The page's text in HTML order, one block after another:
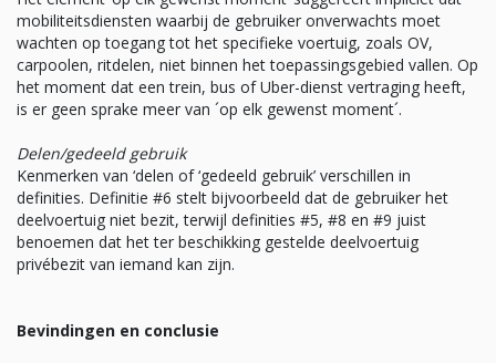
mobiliteitsdiensten waarbij de gebruiker onverwachts moet
wachten op toegang tot het specifieke voertuig, zoals OV,
carpoolen, ritdelen, niet binnen het toepassingsgebied vallen. Op
het moment dat een trein, bus of Uber-dienst vertraging heeft,
is er geen sprake meer van ´op elk gewenst moment´.
Delen/gedeeld gebruik
Kenmerken van ‘delen of ‘gedeeld gebruik’ verschillen in
definities. Definitie #6 stelt bijvoorbeeld dat de gebruiker het
deelvoertuig niet bezit, terwijl definities #5, #8 en #9 juist
benoemen dat het ter beschikking gestelde deelvoertuig
privébezit van iemand kan zijn.
Bevindingen en conclusie